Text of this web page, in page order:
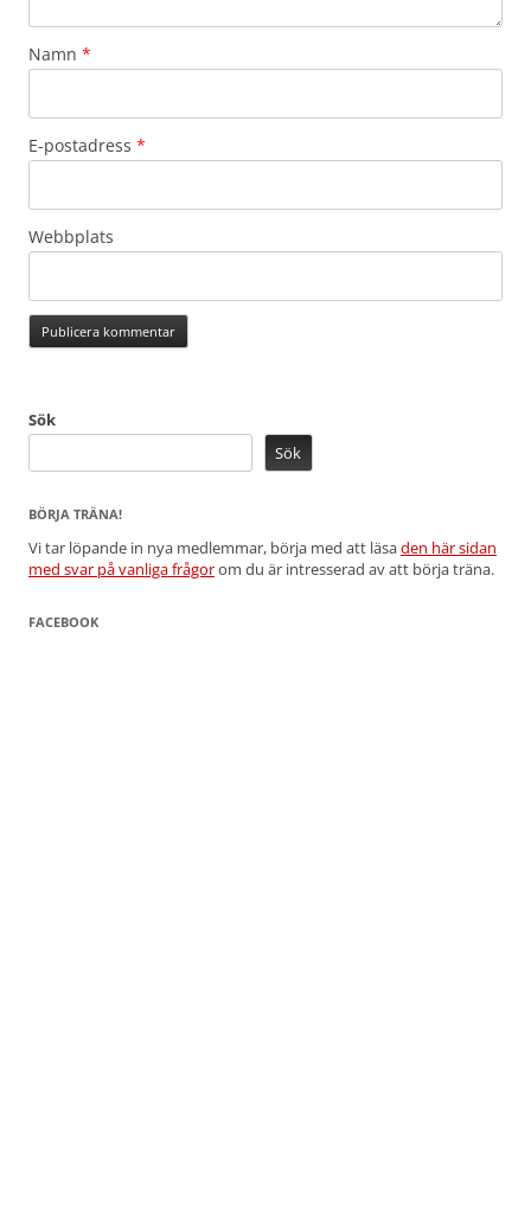
Namn *
E-postadress *
Webbplats
Sök
Sök
BÖRJA TRÄNA!
Vi tar löpande in nya medlemmar, börja med att läsaden här sidan
med svar på vanliga frågorom du är intresserad av att börja träna.
FACEBOOK